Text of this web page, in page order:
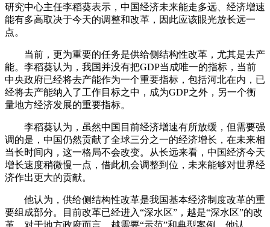
研究中心主任李稻葵表示，中国经济未来能走多远、经济增速
能有多高取决于今天的调整和改革，因此应该眼光放长远一
点。
当前，更为重要的任务是供给侧结构性改革，尤其是去产
能。李稻葵认为，我国并没有把GDP当成唯一的指标，当前
中央政府已经将去产能作为一个重要指标，包括河北在内，已
经将去产能纳入了工作目标之中，成为GDP之外，另一个衡
量地方经济发展的重要指标。
李稻葵认为，虽然中国目前经济增速有所放缓，但需要强
调的是，中国仍然贡献了全球三分之一的经济增长，在未来相
当长时间内，这一格局不会改变。从长远来看，中国经济今天
增长速度稍微慢一点，借此机会调整到位，未来能够对世界经
济作出更大的贡献。
他认为，供给侧结构性改革是我国基本经济制度改革的重
要组成部分。目前改革已经进入“深水区”，越是“深水区”的改
革，对于地方政府而言，越需要“示范”和典型案例。他认